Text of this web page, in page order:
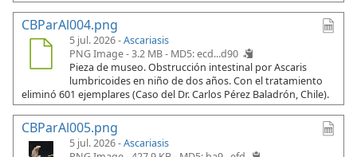
CBParAl004.png
5 jul. 2026 -Ascariasis
PNG Image - 3.2 MB - MD5: ecd...d90
Pieza de museo. Obstrucción intestinal por Ascaris
lumbricoides en niño de dos años. Con el tratamiento
eliminó 601 ejemplares (Caso del Dr. Carlos Pérez Baladrón, Chile).
CBParAl005.png
5 jul. 2026 -Ascariasis